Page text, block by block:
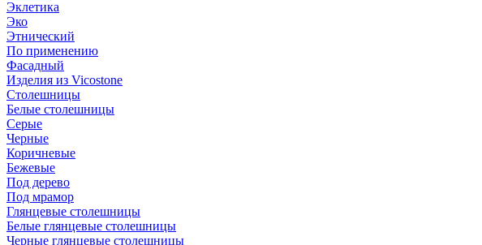
Эклетика
Эко
Этнический
По применению
Фасадный
Изделия из Vicostone
Столешницы
Белые столешницы
Серые
Черные
Коричневые
Бежевые
Под дерево
Под мрамор
Глянцевые столешницы
Белые глянцевые столешницы
Черные глянцевые столешницы